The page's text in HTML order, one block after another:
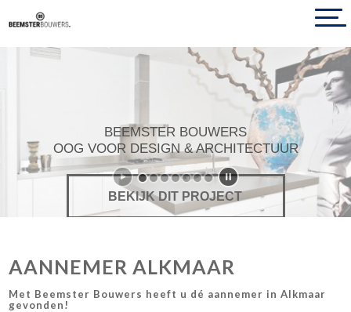
BEEMSTER BOUWERS
OOG VOOR DESIGN & ARCHITECTUUR
BEKIJK DIT PROJECT
AANNEMER ALKMAAR
Met Beemster Bouwers heeft u dé aannemer in Alkmaar
gevonden!